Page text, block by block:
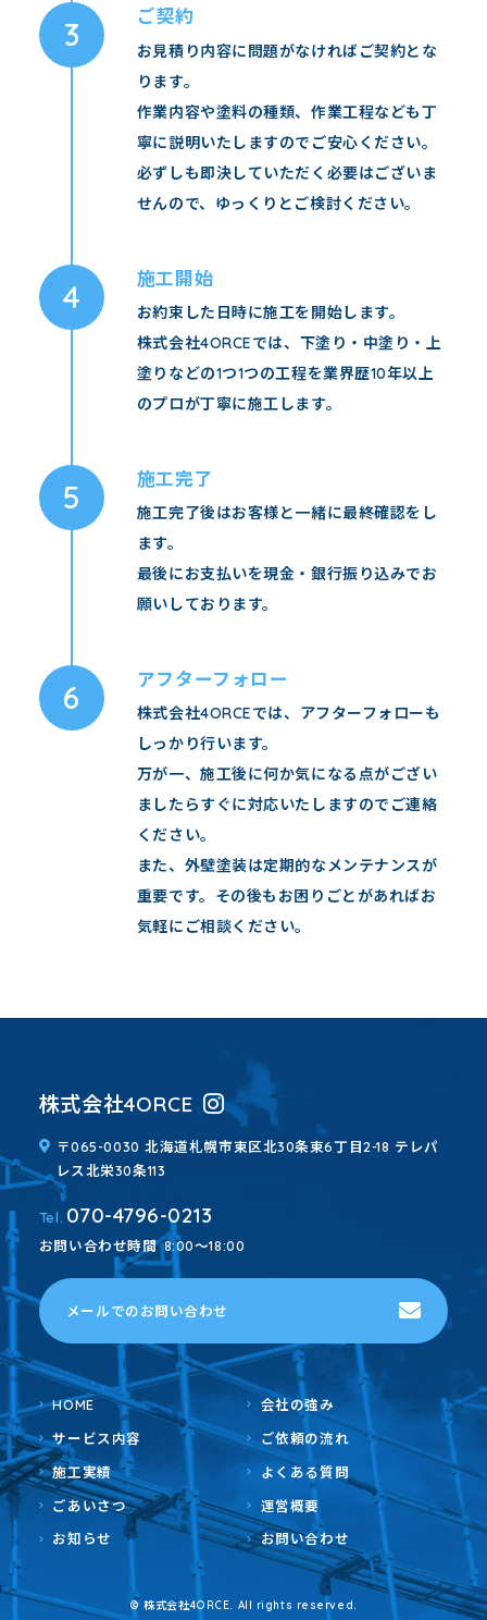
ご契約
お見積り内容に問題がなければご契約とな
ります。
作業内容や塗料の種類、作業工程なども丁
寧に説明いたしますのでご安心ください。
必ずしも即決していただく必要はございま
せんので、ゆっくりとご検討ください。
施工開始
お約束した日時に施工を開始します。
株式会社4ORCEでは、下塗り・中塗り・上
塗りなどの1つ1つの工程を業界歴10年以上
のプロが丁寧に施工します。
施工完了
施工完了後はお客様と一緒に最終確認をし
ます。
最後にお支払いを現金・銀行振り込みでお
願いしております。
アフターフォロー
株式会社4ORCEでは、アフターフォローも
しっかり行います。
万が一、施工後に何か気になる点がござい
ましたらすぐに対応いたしますのでご連絡
ください。
また、外壁塗装は定期的なメンテナンスが
重要です。その後もお困りごとがあればお
気軽にご相談ください。
株式会社4ORCE
〒065-0030 北海道札幌市東区北30条東6丁目2-18 テレパ
レス北栄30条113
Tel. 070-4796-0213
お問い合わせ時間 8:00～18:00
メールでのお問い合わせ
HOME
会社の強み
サービス内容
ご依頼の流れ
施工実績
よくある質問
ごあいさつ
運営概要
お知らせ
お問い合わせ
© 株式会社4ORCE. All rights reserved.